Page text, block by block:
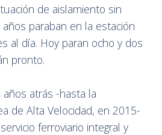
de aislamiento sin
paraban en la estación
al día. Hoy paran ocho y dos
pronto.
atrás -hasta la
de Alta Velocidad, en 2015-
ferroviario integral y